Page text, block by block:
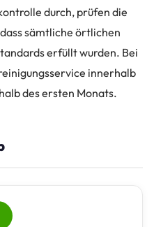
durch, prüfen die
sämtliche örtlichen
erfüllt wurden. Bei
innerhalb
des ersten Monats.